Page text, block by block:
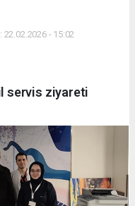
22.02.2026 - 15:02
servis ziyareti